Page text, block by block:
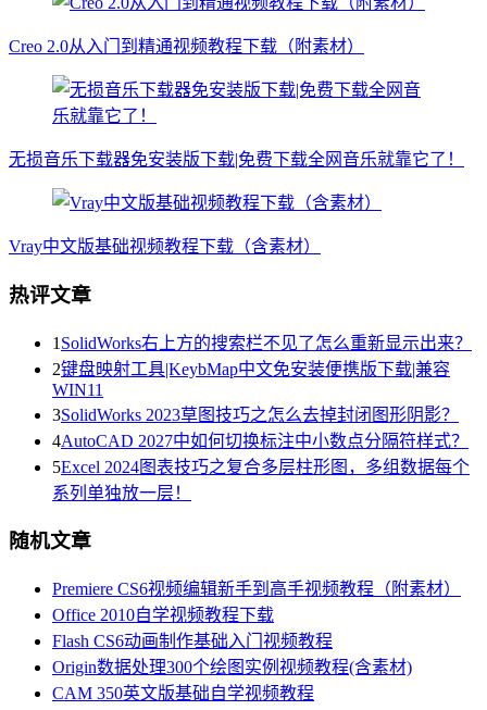
Creo 2.0从入门到精通视频教程下载（附素材）
无损音乐下载器免安装版下载|免费下载全网音乐就靠它了！
Vray中文版基础视频教程下载（含素材）
热评文章
1 SolidWorks右上方的搜索栏不见了怎么重新显示出来？
2键盘映射工具|KeybMap中文免安装便携版下载|兼容
WIN11
3SolidWorks 2023草图技巧之怎么去掉封闭图形阴影？
4AutoCAD 2027中如何切换标注中小数点分隔符样式？
5Excel 2024图表技巧之复合多层柱形图，多组数据每个
系列单独放一层！
随机文章
Premiere CS6视频编辑新手到高手视频教程（附素材）
Office 2010自学视频教程下载
Flash CS6动画制作基础入门视频教程
Origin数据处理300个绘图实例视频教程(含素材)
CAM 350英文版基础自学视频教程